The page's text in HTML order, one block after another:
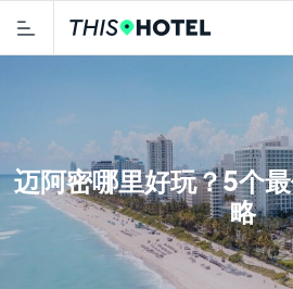
迈阿密哪里好玩？5个
略